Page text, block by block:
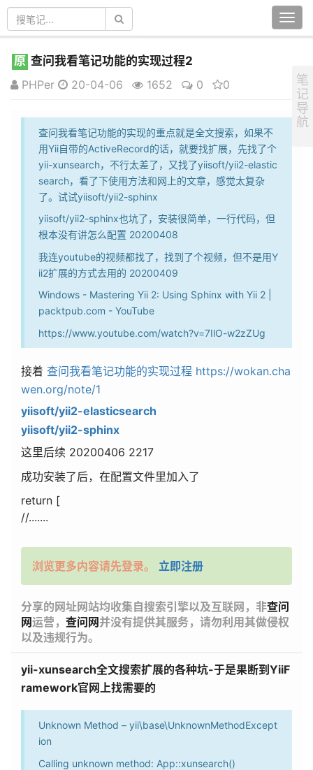
原 查问我看笔记功能的实现过程2
PHPer
20-04-06 1652 0 0
查问我看笔记功能的实现的重点就是全文搜索，如果不
用Yii自带的ActiveRecord的话，就要找扩展，先找了个
yii-xunsearch，不行太差了，又找了yiisoft/yii2-elastic
search，看了下使用方法和网上的文章，感觉太复杂
了。试试yiisoft/yii2-sphinx
yiisoft/yii2-sphinx也坑了，安装很简单，一行代码，但
根本没有讲怎么配置 20200408
我连youtube的视频都找了，找到了个视频，但不是用Y
ii2扩展的方式去用的 20200409
Windows - Mastering Yii 2: Using Sphinx with Yii 2 |
packtpub.com - YouTube
https://www.youtube.com/watch?v=7IlO-w2zZUg
接着 查问我看笔记功能的实现过程 https://wokan.cha
wen.org/note/1
yiisoft/yii2-elasticsearch
yiisoft/yii2-sphinx
这里后续 20200406 2217
成功安装了后，在配置文件里加入了
return [
//.......
浏览更多内容请先登录。 立即注册
分享的网址网站均收集自搜索引擎以及互联网，非查问
网运营， 查问网并没有提供其服务，请勿利用其做侵权
以及违规行为。
yii-xunsearch全文搜索扩展的各种坑-于是果断到YiiF
ramework官网上找需要的
Unknown Method – yii\base\UnknownMethodExcept
ion
Calling unknown method: App::xunsearch()
笔
记
导
航